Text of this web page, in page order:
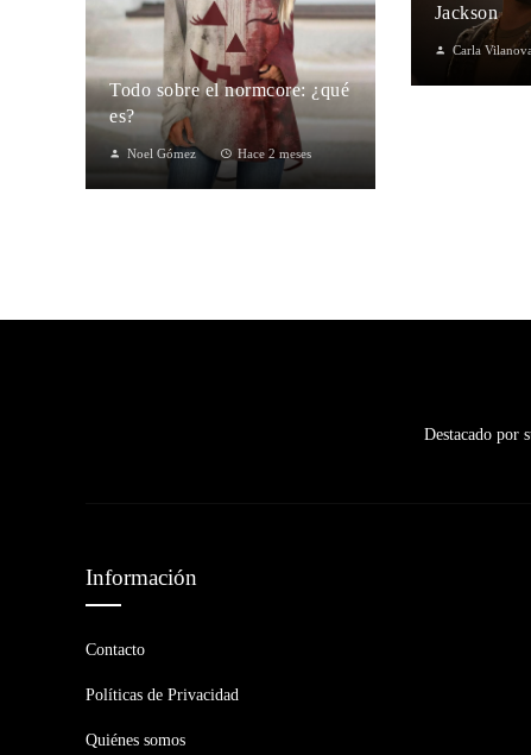
Todo sobre el normcore: ¿qué
es?
Noel Gómez Hace 2 meses
Jackson
Carla
Destacado por
Información
Contacto
Políticas de Privacidad
Quiénes somos